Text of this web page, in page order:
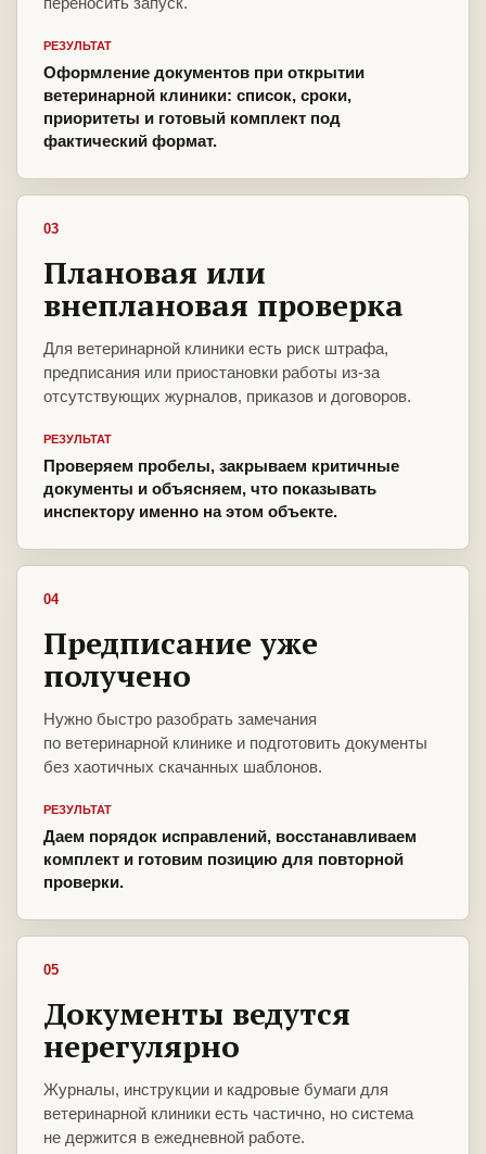
РЕЗУЛЬТАТ
Оформление документов при открытии
ветеринарной клиники: список, сроки,
приоритеты и готовый комплект под
фактический формат.
03
Плановая или
внеплановая проверка
Для ветеринарной клиники есть риск штрафа,
предписания или приостановки работы из-за
отсутствующих журналов, приказов и договоров.
РЕЗУЛЬТАТ
Проверяем пробелы, закрываем критичные
документы и объясняем, что показывать
инспектору именно на этом объекте.
04
Предписание уже
получено
Нужно быстро разобрать замечания
по ветеринарной клинике и подготовить документы
без хаотичных скачанных шаблонов.
РЕЗУЛЬТАТ
Даем порядок исправлений, восстанавливаем
комплект и готовим позицию для повторной
проверки.
05
Документы ведутся
нерегулярно
Журналы, инструкции и кадровые бумаги для
ветеринарной клиники есть частично, но система
не держится в ежедневной работе.